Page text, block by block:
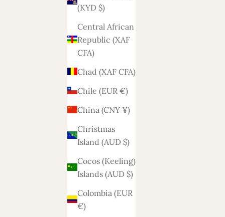
(KYD $)
Central African
Republic (XAF
CFA)
Chad (XAF CFA)
Chile (EUR €)
China (CNY ¥)
Christmas
Island (AUD $)
Cocos (Keeling)
Islands (AUD $)
Colombia (EUR
€)